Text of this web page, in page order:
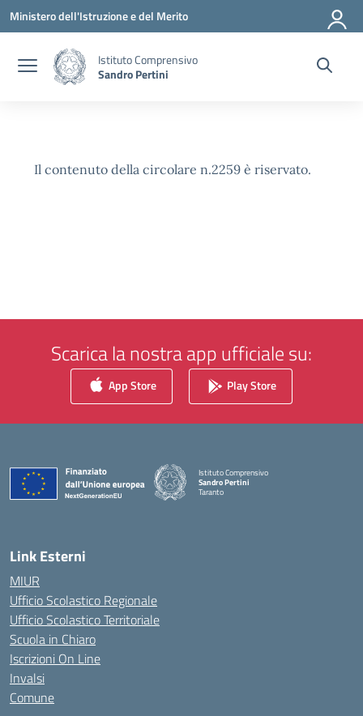
Vai ai contenuti
Vai al menu di navigazione
Vai al footer
Ministero dell'Istruzione e del Merito
Istituto Comprensivo
Sandro Pertini
Il contenuto della circolare n.2259 è riservato.
Scarica la nostra app ufficiale su:
App Store Play Store
Istituto Comprensivo
Sandro Pertini
Taranto
Link Esterni
MIUR
Ufficio Scolastico Regionale
Ufficio Scolastico Territoriale
Scuola in Chiaro
Iscrizioni On Line
Invalsi
Comune